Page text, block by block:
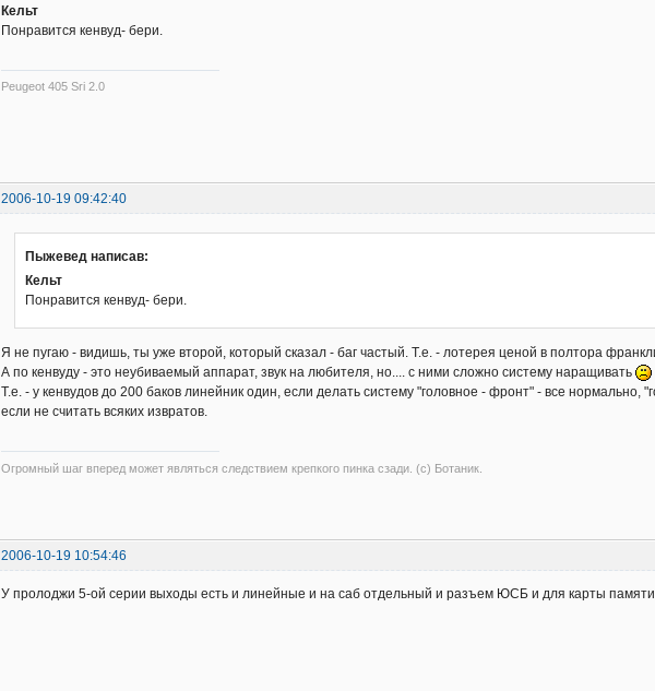
Кельт
Понравится кенвуд- бери.
Peugeot 405 Sri 2.0
2006-10-19 09:42:40
Пыжевед написав:
Кельт
Понравится кенвуд- бери.
Я не пугаю - видишь, ты уже второй, который сказал - баг частый. Т.е. - лотерея ценой в полтора
А по кенвуду - это неубиваемый аппарат, звук на любителя, но.... с ними сложно систему наращивать
Т.е. - у кенвудов до 200 баков линейник один, если делать систему "головное - фронт" - все нормально,
если не считать всяких извратов.
Огромный шаг вперед может являться следствием крепкого пинка сзади. (с) Ботаник.
2006-10-19 10:54:46
У пролоджи 5-ой серии выходы есть и линейные и на саб отдельный и разъем ЮСБ и для карты